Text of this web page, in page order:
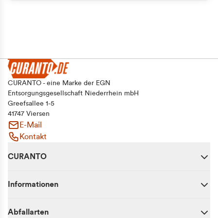
CURANTO - eine Marke der EGN
Entsorgungsgesellschaft Niederrhein mbH
Greefsallee 1-5
41747 Viersen
E-Mail
Kontakt
CURANTO
Informationen
Abfallarten